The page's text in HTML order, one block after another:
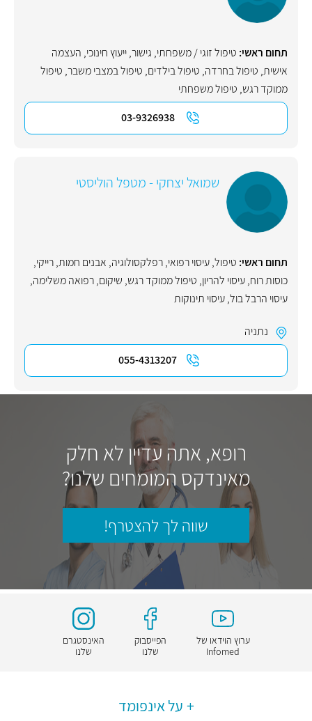
תחום ראשי: טיפול זוגי / משפחתי, גישור,ייעוץ חינוכי, העצמה
אישית, טיפול בחרדה, טיפול בילדים, טיפול במצבי משבר, טיפול
ממוקד רגש, טיפול משפחתי
03-9326938
שמואל יצחקי - מטפל הוליסטי
תחום ראשי: טיפול,עיסוי רפואי,רפלקסולוגיה, אבנים חמות,רייקי,
כוסות רוח,עיסוי להריון, טיפול ממוקד רגש, שיקום,רפואה משלימה,
עיסוי הרבל בול,עיסוי תינוקות
נתניה
055-4313207
רופא, אתה עדיין לא חלק
מאינדקס המומחים שלנו?
שווה לך להצטרף!
ערוץ הוידאו של
Infomed
הפייסבוק
שלנו
האינסטגרם
שלנו
על אינפומד